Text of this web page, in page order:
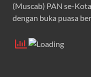
(Muscab) PAN se-
dengan buka puasa